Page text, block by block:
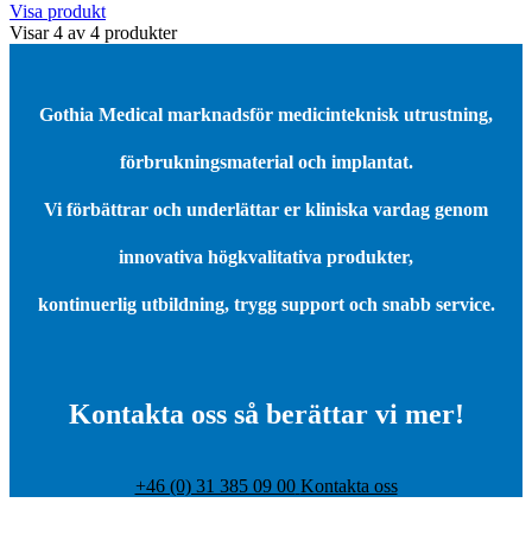
Visa produkt
Visar4 av 4 produkter
Gothia Medical marknadsför medicinteknisk utrustning,
förbrukningsmaterial och implantat.
Vi förbättrar och underlättar er kliniska vardag genom
innovativa högkvalitativa produkter,
kontinuerlig utbildning, trygg support och snabb service.
Kontakta oss så berättar vi mer!
+46 (0) 31 385 09 00 Kontakta oss